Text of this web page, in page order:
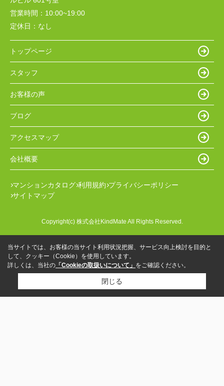
営業時間： 10:00~19:00
定休日： なし
トップページ
スタッフ
お客様の声
ブログ
アクセスマップ
会社概要
マンションカタログ 利用規約 プライバシーポリシー
サイトマップ
Copyright(c) 株式会社KindMate All Rights Reserved.
当サイトでは、お客様の当サイト利用状況把握、サービス向上検討を目的と
して、クッキー（Cookie）を使用しています。
詳しくは、当社の 「Cookieの取扱いについて」 をご確認ください。
閉じる